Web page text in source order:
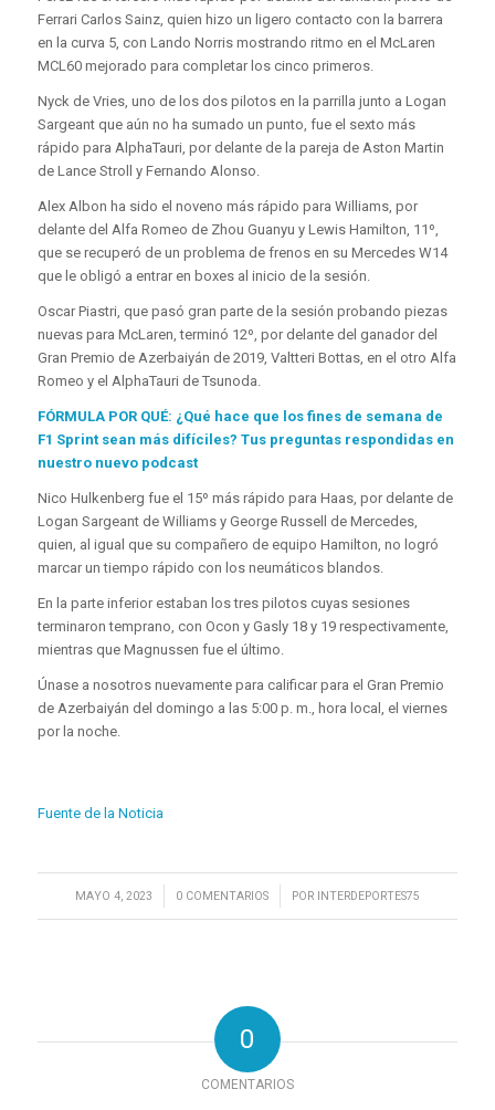
Ferrari Carlos Sainz, quien hizo un ligero contacto con la barrera
en la curva 5, con Lando Norris mostrando ritmo en el McLaren
MCL60 mejorado para completar los cinco primeros.
Nyck de Vries, uno de los dos pilotos en la parrilla junto a Logan
Sargeant que aún no ha sumado un punto, fue el sexto más
rápido para AlphaTauri, por delante de la pareja de Aston Martin
de Lance Stroll y Fernando Alonso.
Alex Albon ha sido el noveno más rápido para Williams, por
delante del Alfa Romeo de Zhou Guanyu y Lewis Hamilton, 11º,
que se recuperó de un problema de frenos en su Mercedes W14
que le obligó a entrar en boxes al inicio de la sesión.
Oscar Piastri, que pasó gran parte de la sesión probando piezas
nuevas para McLaren, terminó 12º, por delante del ganador del
Gran Premio de Azerbaiyán de 2019, Valtteri Bottas, en el otro Alfa
Romeo y el AlphaTauri de Tsunoda.
FÓRMULA POR QUÉ: ¿Qué hace que los fines de semana de
F1 Sprint sean más difíciles? Tus preguntas respondidas en
nuestro nuevo podcast
Nico Hulkenberg fue el 15º más rápido para Haas, por delante de
Logan Sargeant de Williams y George Russell de Mercedes,
quien, al igual que su compañero de equipo Hamilton, no logró
marcar un tiempo rápido con los neumáticos blandos.
En la parte inferior estaban los tres pilotos cuyas sesiones
terminaron temprano, con Ocon y Gasly 18 y 19 respectivamente,
mientras que Magnussen fue el último.
Únase a nosotros nuevamente para calificar para el Gran Premio
de Azerbaiyán del domingo a las 5:00 p. m., hora local, el viernes
por la noche.
Fuente de la Noticia
MAYO 4, 2023
/ 0 COMENTARIOS
/ POR INTERDEPORTES75
0
COMENTARIOS